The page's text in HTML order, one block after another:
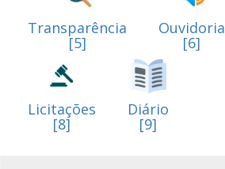
Transparência
[5]
Ouvidoria
[6]
Licitações
[8]
Diário
[9]